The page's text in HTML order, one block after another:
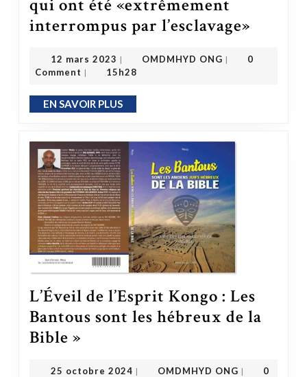
qui ont été «extrêmement
interrompus par l’esclavage»
12 mars 2023 | OMDMHYD ONG |
0
Comment | 15h28
EN SAVOIR PLUSEN SAVOIR PLUS
L’Éveil de l’Esprit Kongo : Les
Bantous sont les hébreux de la
Bible »
25 octobre 2024 | OMDMHYD ONG |
0